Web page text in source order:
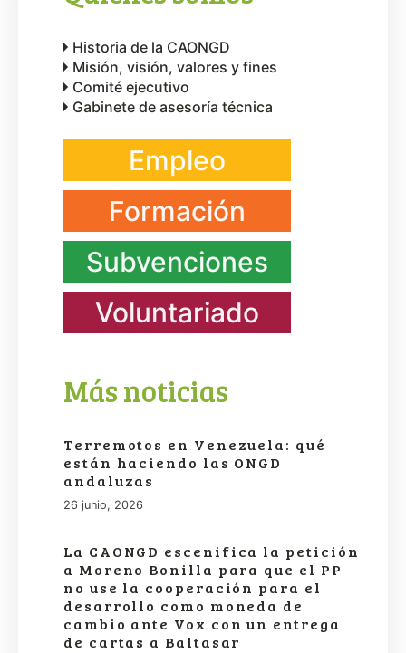
Historia de la CAONGD
Misión, visión, valores y fines
Comité ejecutivo
Gabinete de asesoría técnica
Empleo
Formación
Subvenciones
Voluntariado
Más noticias
Terremotos en Venezuela: qué
están haciendo las ONGD
andaluzas
26 junio, 2026
La CAONGD escenifica la petición
a Moreno Bonilla para que el PP
no use la cooperación para el
desarrollo como moneda de
cambio ante Vox con un entrega
de cartas a Baltasar